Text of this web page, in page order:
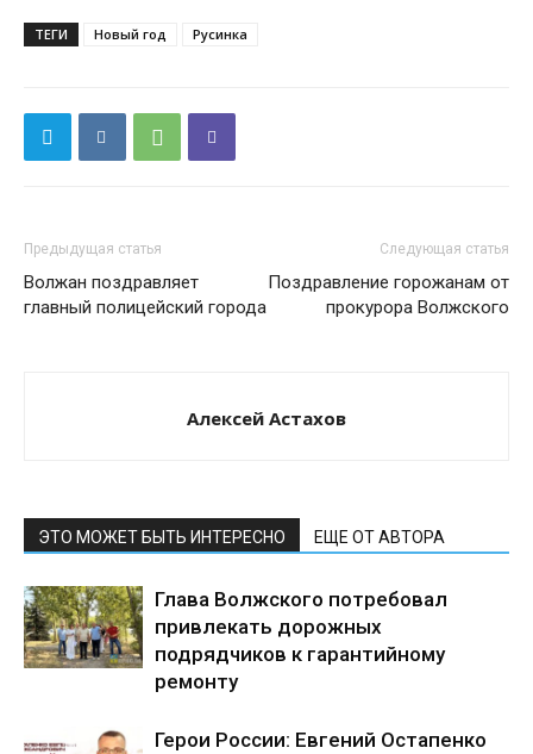
ТЕГИ Новый год Русинка
Предыдущая статья
Волжан поздравляет
главный полицейский города
Следующая статья
Поздравление горожанам от
прокурора Волжского
Алексей Астахов
ЭТО МОЖЕТ БЫТЬ ИНТЕРЕСНО ЕЩЕ ОТ АВТОРА
Глава Волжского потребовал
привлекать дорожных
подрядчиков к гарантийному
ремонту
Герои России: Евгений Остапенко